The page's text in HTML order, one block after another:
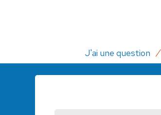
J'ai une question